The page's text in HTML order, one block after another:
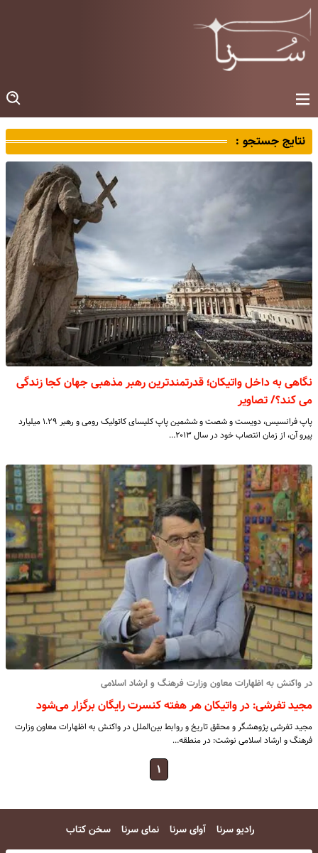
نتایج جستجو :
نگاهی به داخل واتیکان؛ قدرتمندترین رهبر مذهبی جهان کجا زندگی
می کند؟/ تصاویر
پاپ فرانسیس، دویست و شصت و ششمین پاپ کلیسای کاتولیک رومی و رهبر ۱.۲۹ میلیارد
پیرو آن، از زمان انتصاب خود در سال ۲۰۱۳…
در واکنش به اظهارات معاون وزارت فرهنگ و ارشاد اسلامی
مجید تفرشی: در واتیکان هر هفته کنسرت رایگان برگزار می‌شود
مجید تفرشی پژوهشگر و محقق تاریخ و روابط بین‌الملل در واکنش به اظهارات معاون وزارت
فرهنگ و ارشاد اسلامی نوشت: در منطقه…
۱
رادیو سرنا آوای سرنا نمای سرنا سخن کتاب